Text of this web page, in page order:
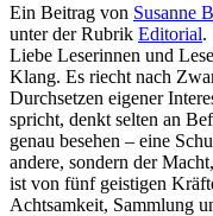
Ein Beitrag von Susanne
unter der Rubrik Editorial.
Liebe Leserinnen und
Klang. Es riecht nach
Durchsetzen eigener
spricht, denkt selten an
genau besehen – eine
andere, sondern der
ist von fünf geistigen
Achtsamkeit, Sammlung